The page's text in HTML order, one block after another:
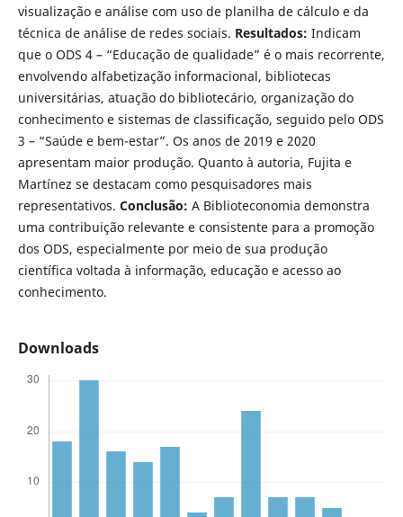
visualização e análise com uso de planilha de cálculo e da
técnica de análise de redes sociais. Resultados: Indicam
que o ODS 4 – “Educação de qualidade” é o mais recorrente,
envolvendo alfabetização informacional, bibliotecas
universitárias, atuação do bibliotecário, organização do
conhecimento e sistemas de classificação, seguido pelo ODS
3 – “Saúde e bem-estar”. Os anos de 2019 e 2020
apresentam maior produção. Quanto à autoria, Fujita e
Martínez se destacam como pesquisadores mais
representativos. Conclusão: A Biblioteconomia demonstra
uma contribuição relevante e consistente para a promoção
dos ODS, especialmente por meio de sua produção
científica voltada à informação, educação e acesso ao
conhecimento.
Downloads